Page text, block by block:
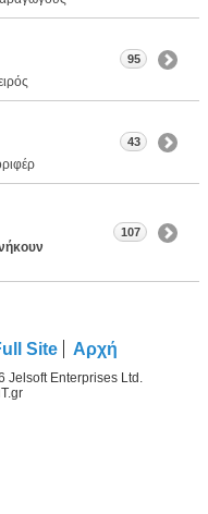
95
43
107
Site Αρχή
Jelsoft Enterprises Ltd.